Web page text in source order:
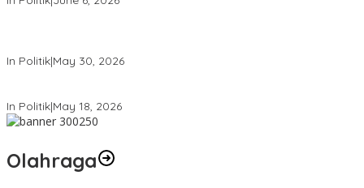
In Politik|May 30, 2026
In Politik|May 18, 2026
Olahraga